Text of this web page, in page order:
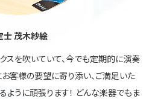
士 茂木紗絵
スを吹いていて、今でも定期的に演奏
客様の要望に寄り添い、ご満足いた
うに頑張ります！ どんな楽器でもま